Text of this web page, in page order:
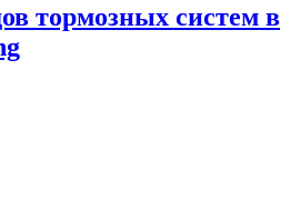
тормозных систем в